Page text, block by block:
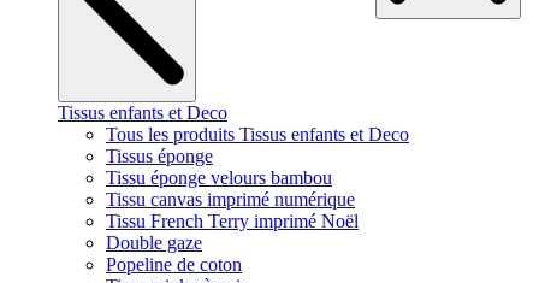
Tissus enfants et Deco
Tous les produits Tissus enfants et Deco
Tissus éponge
Tissu éponge velours bambou
Tissu canvas imprimé numérique
Tissu French Terry imprimé Noël
Double gaze
Popeline de coton